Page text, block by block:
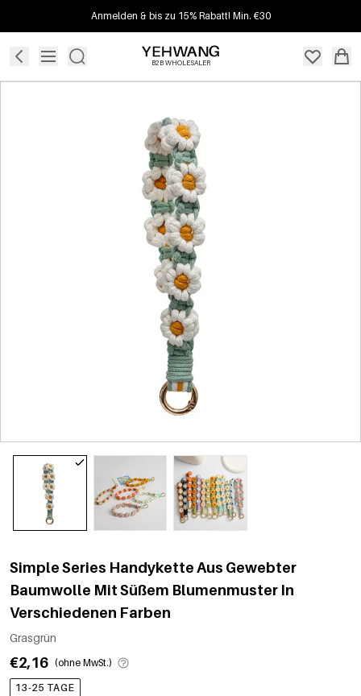
Anmelden & bis zu 15% Rabatt! Min. €30
B2B WHOLESALER
Simple Series Handykette Aus Gewebter
Baumwolle Mit Süßem Blumenmuster In
Verschiedenen Farben
Grasgrün
€2,16 (ohne MwSt.)
13-25 TAGE